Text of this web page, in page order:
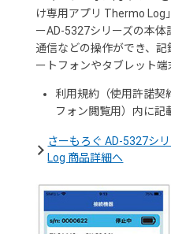
け専用アプリ Thermo Log
ーAD-5327シリーズの本
通信などの操作ができ、
ートフォンやタブレット端
利用規約（使用許諾契
フォン閲覧用）内に記
さーもろぐ AD-5327シ
Log 商品詳細へ